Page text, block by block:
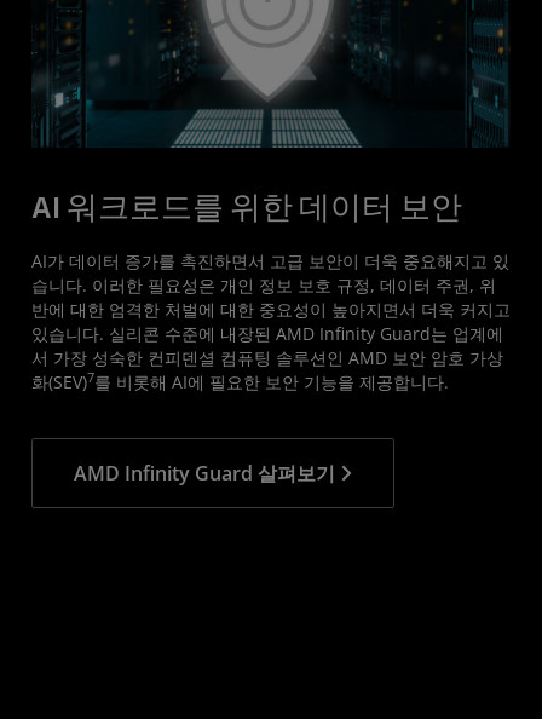
AI 워크로드를 위한 데이터 보안
AI가 데이터 증가를 촉진하면서 고급 보안이 더욱 중요해지고 있
습니다. 이러한 필요성은 개인 정보 보호 규정, 데이터 주권, 위
반에 대한 엄격한 처벌에 대한 중요성이 높아지면서 더욱 커지고
있습니다. 실리콘 수준에 내장된 AMD Infinity Guard는 업계에
서 가장 성숙한 컨피덴셜 컴퓨팅 솔루션인 AMD 보안 암호 가상
화(SEV)7를 비롯해 AI에 필요한 보안 기능을 제공합니다.
AMD Infinity Guard 살펴보기